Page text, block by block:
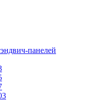
панелей